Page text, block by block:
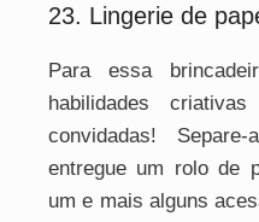
23. Lingerie de
Para essa
habilidades
convidadas!
entregue um rolo de
um e mais alguns